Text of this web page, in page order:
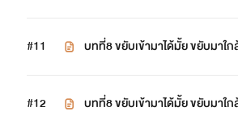
#11 บทที่8 ขยับเข้ามาได้มั้ย ขยับมาใ
#12 บทที่8 ขยับเข้ามาได้มั้ย ขยับมาใ